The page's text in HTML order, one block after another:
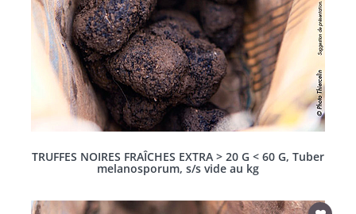
TRUFFES NOIRES FRAÎCHES EXTRA > 20 G < 60 G, Tuber
melanosporum, s/s vide au kg